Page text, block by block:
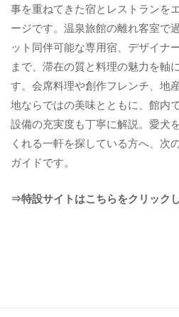
事を重ねてきた宿とレストランを
ージです。温泉旅館の離れ客室で
ット同伴可能な専用宿、デザイナ
まで、滞在の質と料理の魅力を軸
す。会席料理や創作フレンチ、地
地ならではの美味とともに、館内
設備の充実度も丁寧に解説。愛犬
くれる一軒を探している方へ、次
ガイドです。
⇒特設サイトはこちらをクリック